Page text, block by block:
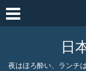
日
夜はほろ酔い、ランチ